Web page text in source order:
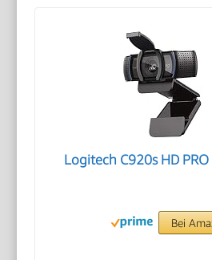
Logitech C920s HD
Bei